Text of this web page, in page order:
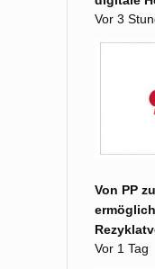
Vor 3
Von PP
Vor 1 Tag